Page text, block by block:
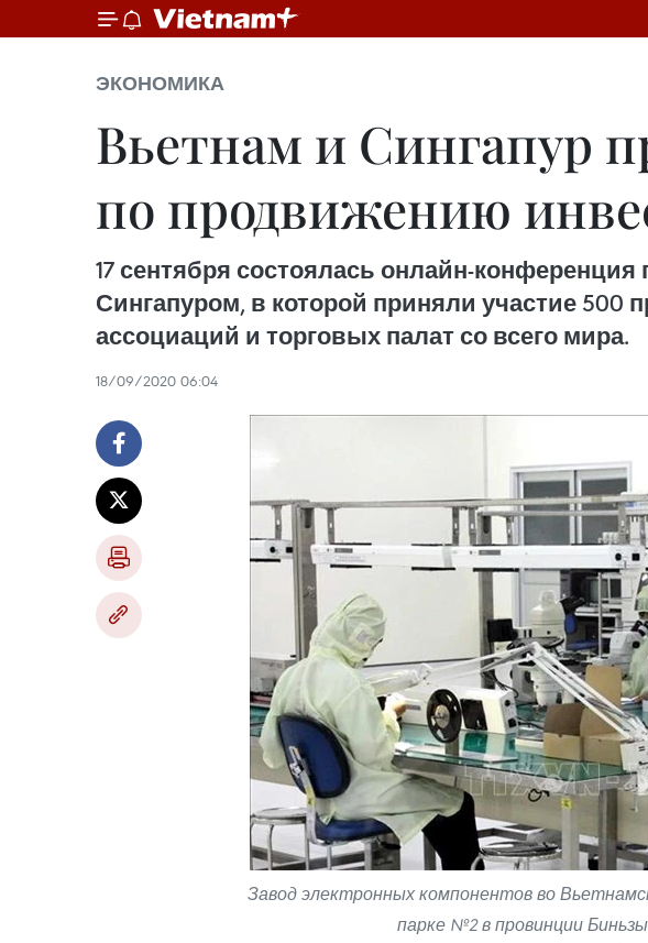
ЭКОНОМИКА
Вьетнам и Сингапур
по продвижению
17 сентября состоялась онлайн-
Сингапуром, в которой приняли участие 500
ассоциаций и торговых палат со всего мира.
18/09/2020 06:04
Завод электронных компонентов во
парке №2 в провинции